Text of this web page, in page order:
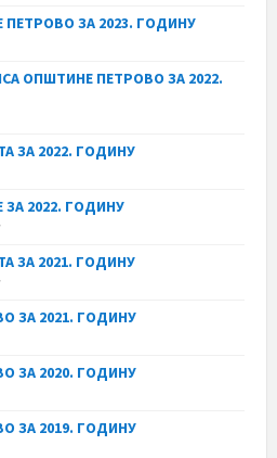
ЗА 2023. ГОДИНУ
ОПШТИНЕ ПЕТРОВО ЗА 2022.
ЗА 2022. ГОДИНУ
2022. ГОДИНУ
ЗА 2021. ГОДИНУ
ЗА 2021. ГОДИНУ
ЗА 2020. ГОДИНУ
ЗА 2019. ГОДИНУ